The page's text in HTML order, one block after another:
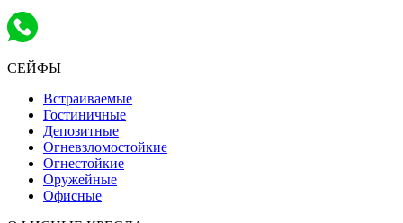
СЕЙФЫ
Встраиваемые
Гостиничные
Депозитные
Огневзломостойкие
Огнестойкие
Оружейные
Офисные